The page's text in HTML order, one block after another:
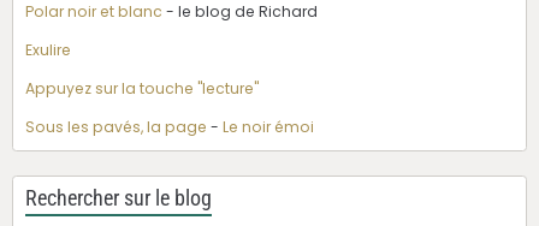
Polar noir et blanc - le blog de Richard
Exulire
Appuyez sur la touche "lecture"
Sous les pavés, la page - Le noir émoi
Rechercher sur le blog